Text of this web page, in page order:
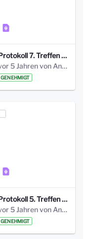
Protokoll 7. Treffen 20150308 AG Bismarckplatz.pdf
vor 5 Jahren von Anni Schlumberger
GENEHMIGT
Protokoll 5. Treffen 20141208 AG Bismarkplatz.pdf
vor 5 Jahren von Anni Schlumberger
GENEHMIGT